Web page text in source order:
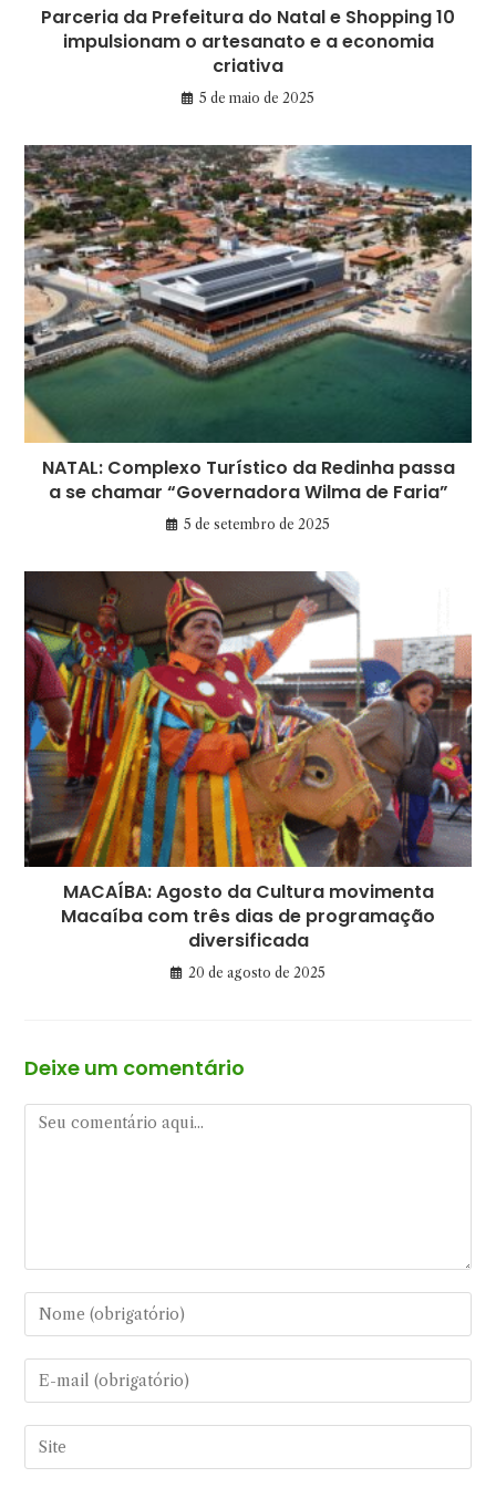
Parceria da Prefeitura do Natal e Shopping 10
impulsionam o artesanato e a economia
criativa
5 de maio de 2025
NATAL: Complexo Turístico da Redinha passa
a se chamar “Governadora Wilma de Faria”
5 de setembro de 2025
MACAÍBA: Agosto da Cultura movimenta
Macaíba com três dias de programação
diversificada
20 de agosto de 2025
Deixe um comentário
Comentário
Digite
seu
nome
ou
de
usuário
Digite
seu
endereço
de
Digite
o